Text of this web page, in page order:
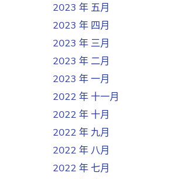
2023 年 五月
2023 年 四月
2023 年 三月
2023 年 二月
2023 年 一月
2022 年 十一月
2022 年 十月
2022 年 九月
2022 年 八月
2022 年 七月